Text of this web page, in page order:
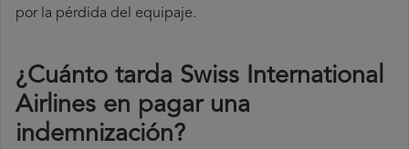
por la pérdida del equipaje.
¿Cuánto tarda Swiss International
Airlines en pagar una
indemnización?